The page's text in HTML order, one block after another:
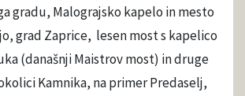
gradu, Malograjsko kapelo in mesto
grad Zaprice, lesen most s kapelico
(današnji Maistrov most) in druge
Kamnika, na primer Predaselj,